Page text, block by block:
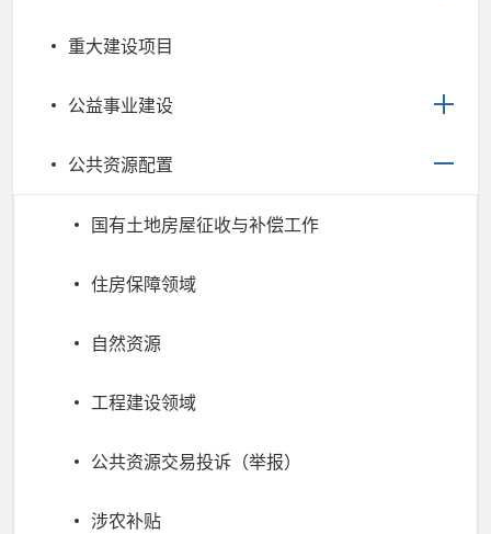
重大建设项目
公益事业建设
公共资源配置
国有土地房屋征收与补偿工作
住房保障领域
自然资源
工程建设领域
公共资源交易投诉（举报）
涉农补贴